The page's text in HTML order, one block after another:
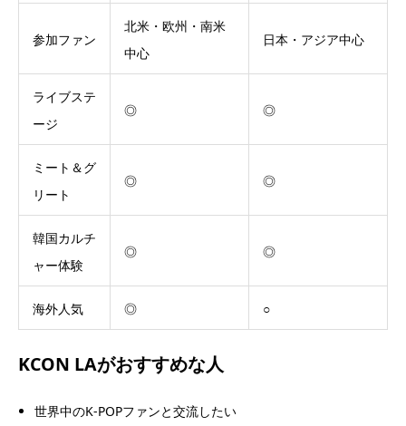
参加ファン
北米・欧州・南米
中心
日本・アジア中心
ライブステ
ージ
◎ ◎
ミート＆グ
リート
◎ ◎
韓国カルチ
ャー体験
◎ ◎
海外人気 ◎ ○
KCON LAがおすすめな人
世界中のK-POPファンと交流したい